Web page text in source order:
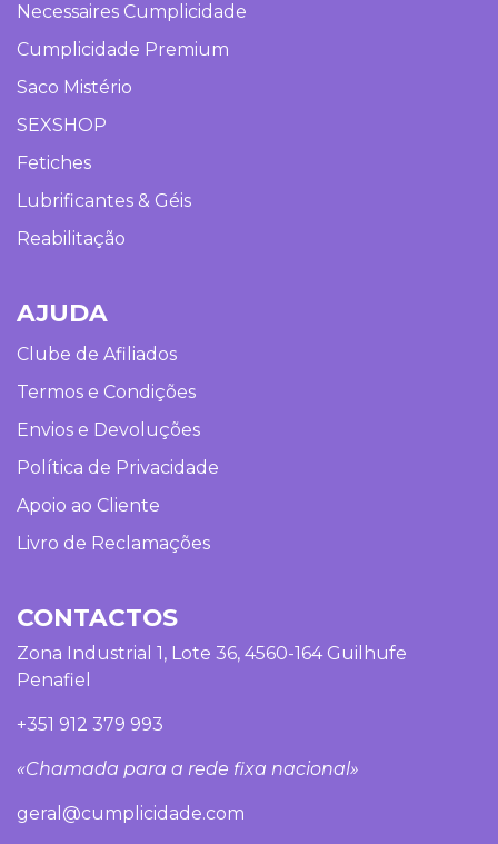
Necessaires Cumplicidade
Cumplicidade Premium
Saco Mistério
SEXSHOP
Fetiches
Lubrificantes & Géis
Reabilitação
AJUDA
Clube de Afiliados
Termos e Condições
Envios e Devoluções
Política de Privacidade
Apoio ao Cliente
Livro de Reclamações
CONTACTOS
Zona Industrial 1, Lote 36, 4560-164 Guilhufe
Penafiel
+351 912 379 993
«Chamada para a rede fixa nacional»
geral@cumplicidade.com